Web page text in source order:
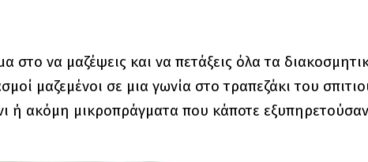
να μαζέψεις και να πετάξεις όλα τα
μαζεμένοι σε μια γωνία στο τραπεζάκι του
ή ακόμη μικροπράγματα που κάποτε